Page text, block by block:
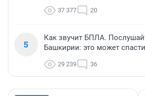
37 377 20
5
Как звучит БПЛА.
Башкирии: это может
29 239 36